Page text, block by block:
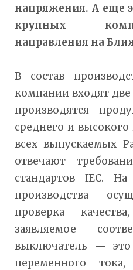
напряжения. А еще
крупных
направления на
В состав
компании входят
производятся
среднего и
всех выпускаемых
отвечают
стандартов IEC.
производства
проверка
заявляемое
выключатель — это
переменного